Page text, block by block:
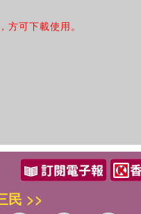
可下載使用。
民 >>